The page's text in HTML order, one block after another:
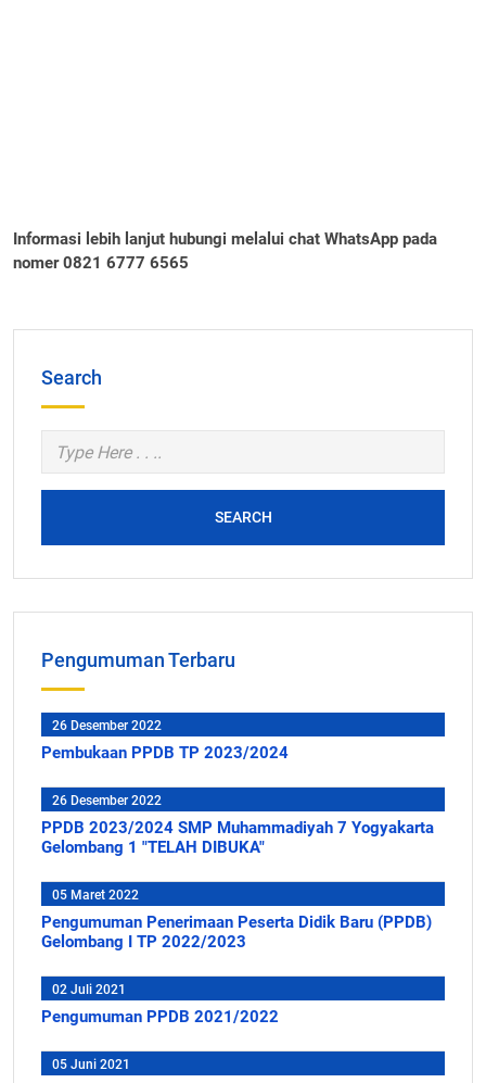
Informasi lebih lanjut hubungi melalui chat WhatsApp pada
nomer 0821 6777 6565
Search
SEARCH
Pengumuman Terbaru
26 Desember 2022
Pembukaan PPDB TP 2023/2024
26 Desember 2022
PPDB 2023/2024 SMP Muhammadiyah 7 Yogyakarta
Gelombang 1 "TELAH DIBUKA"
05 Maret 2022
Pengumuman Penerimaan Peserta Didik Baru (PPDB)
Gelombang I TP 2022/2023
02 Juli 2021
Pengumuman PPDB 2021/2022
05 Juni 2021